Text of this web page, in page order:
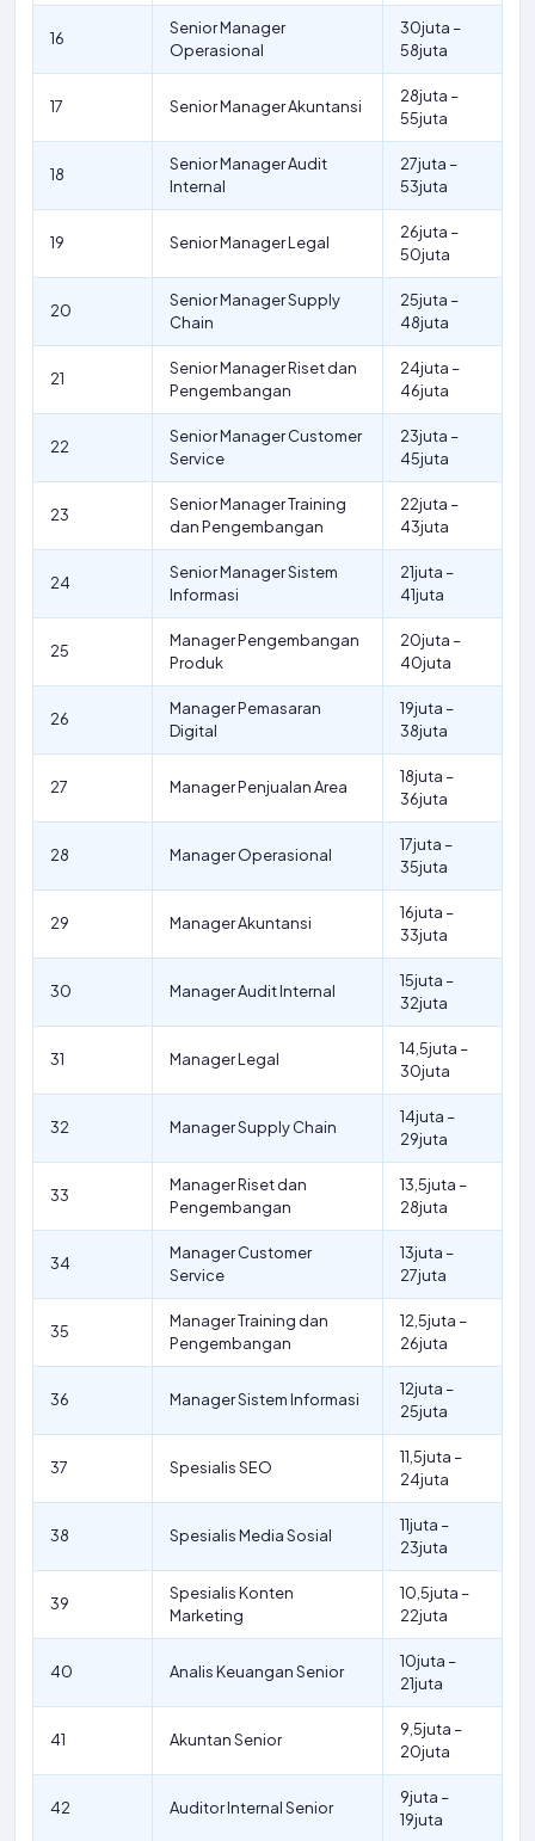
16
Senior Manager
Operasional
30juta –
58juta
17 Senior Manager Akuntansi
28juta –
55juta
18
Senior Manager Audit
Internal
27juta –
53juta
19 Senior Manager Legal
26juta –
50juta
20
Senior Manager Supply
Chain
25juta –
48juta
21
Senior Manager Riset dan
Pengembangan
24juta –
46juta
22
Senior Manager Customer
Service
23juta –
45juta
23
Senior Manager Training
dan Pengembangan
22juta –
43juta
24
Senior Manager Sistem
Informasi
21juta –
41juta
25
Manager Pengembangan
Produk
20juta –
40juta
26
Manager Pemasaran
Digital
19juta –
38juta
27 Manager Penjualan Area
18juta –
36juta
28 Manager Operasional
17juta –
35juta
29 Manager Akuntansi
16juta –
33juta
30 Manager Audit Internal
15juta –
32juta
31 Manager Legal
14,5juta –
30juta
32 Manager Supply Chain
14juta –
29juta
33
Manager Riset dan
Pengembangan
13,5juta –
28juta
34
Manager Customer
Service
13juta –
27juta
35
Manager Training dan
Pengembangan
12,5juta –
26juta
36 Manager Sistem Informasi
12juta –
25juta
37 Spesialis SEO
11,5juta –
24juta
38 Spesialis Media Sosial
11juta –
23juta
39
Spesialis Konten
Marketing
10,5juta –
22juta
40 Analis Keuangan Senior
10juta –
21juta
41 Akuntan Senior
9,5juta –
20juta
42 Auditor Internal Senior
9juta –
19juta